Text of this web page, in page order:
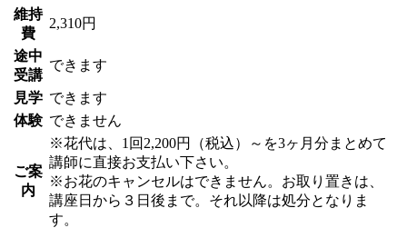
維持
費
2,310円
途中
受講
できます
見学 できます
体験 できません
ご案
内
※花代は、1回2,200円（税込）～を3ヶ月分まとめて
講師に直接お支払い下さい。
※お花のキャンセルはできません。お取り置きは、
講座日から３日後まで。それ以降は処分となりま
す。